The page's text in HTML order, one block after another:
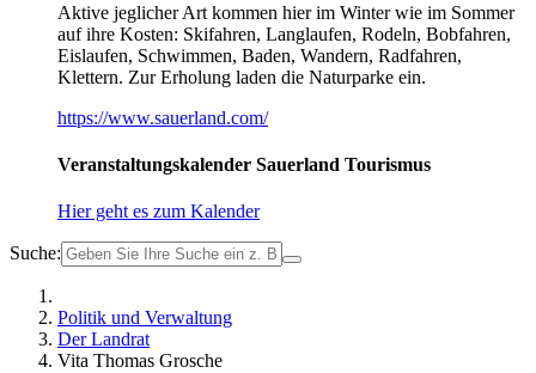
Aktive jeglicher Art kommen hier im Winter wie im Sommer
auf ihre Kosten: Skifahren, Langlaufen, Rodeln, Bobfahren,
Eislaufen, Schwimmen, Baden, Wandern, Radfahren,
Klettern. Zur Erholung laden die Naturparke ein.
https://www.sauerland.com/
Veranstaltungskalender Sauerland Tourismus
Hier geht es zum Kalender
Suche:
Politik und Verwaltung
Der Landrat
Vita Thomas Grosche